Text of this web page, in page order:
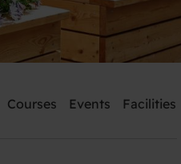
Courses Events Facilities